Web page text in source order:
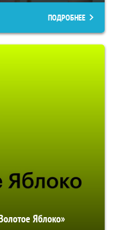
ПОДРОБНЕЕ
Яблоко»